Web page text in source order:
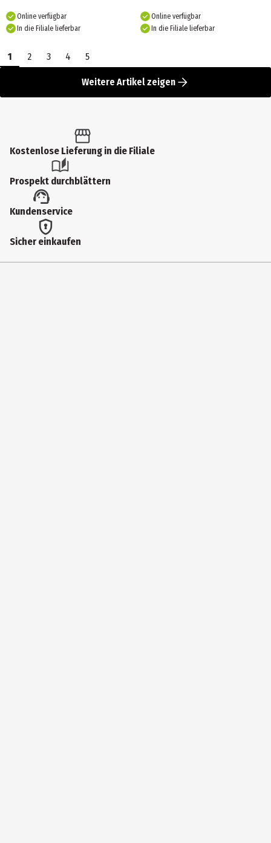
Online verfügbar
In die Filiale lieferbar
Online verfügbar
In die Filiale lieferbar
1 2 3 4 5
Weitere Artikel zeigen
Kostenlose Lieferung in die Filiale
Prospekt durchblättern
Kundenservice
Sicher einkaufen